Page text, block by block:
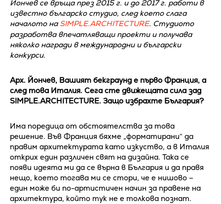
Йончев се връща през 2015 г. и до 2017 г. работи в
известно българско студио, след което слага
началото на SIMPLE.ARCHITECTURE. Студиото
разработва впечатляващи проекти и получава
няколко награди в международни и български
конкурси.
Арх. Йончев, Вашият бекграунд е първо Франция, а
след това Италия. Сега сте движещата сила зад
SIMPLE.ARCHITECTURE. Защо избрахте България?
Има поредица от обстоятелства за това
решение. Във Франция бяхме „форматирани“ да
правим архитектурата като изкуство, а в Италия
открих един различен свят на дизайна. Така се
появи идеята ми да се върна в България и да правя
нещо, което тогава ми се стори, че е нишово –
един може би по-артистичен начин за правене на
архитектура, който тук не е толкова познат.